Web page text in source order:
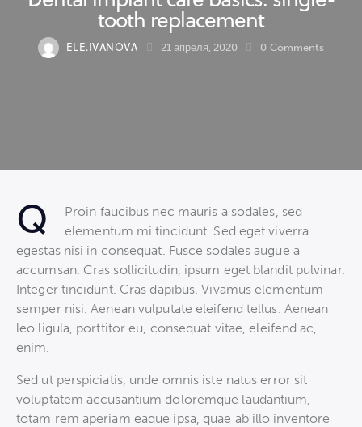
tooth replacement
ELE.IVANOVA 21 апреля, 2020 0 Comments
Q
Proin faucibus nec mauris a sodales, sed
elementum mi tincidunt. Sed eget viverra
egestas nisi in consequat. Fusce sodales augue a
accumsan. Cras sollicitudin, ipsum eget blandit pulvinar.
Integer tincidunt. Cras dapibus. Vivamus elementum
semper nisi. Aenean vulputate eleifend tellus. Aenean
leo ligula, porttitor eu, consequat vitae, eleifend ac,
enim.
Sed ut perspiciatis, unde omnis iste natus error sit
voluptatem accusantium doloremque laudantium,
totam rem aperiam eaque ipsa, quae ab illo inventore